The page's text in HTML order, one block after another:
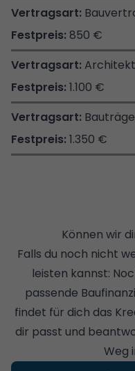
850 €
1.100 €
1.350 €
Können wir
Falls du noch nicht
leisten kannst:
passende
findet für dich das
dir passt und
Weg